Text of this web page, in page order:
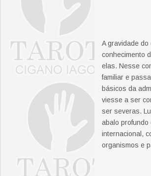
A gravidade
conhecimento
elas. Nesse
familiar e
básicos da
viesse a ser
ser severas.
abalo
internacional,
organismos e